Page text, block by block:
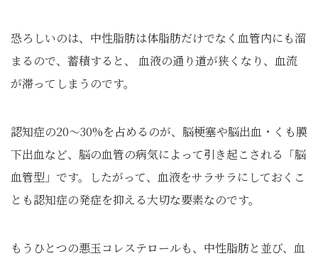
恐ろしいのは、中性脂肪は体脂肪だけでなく血管内にも溜
まるので、蓄積すると、 血液の通り道が狭くなり、血流
が滞ってしまうのです。
認知症の20～30%を占めるのが、脳梗塞や脳出血・くも膜
下出血など、脳の血管の病気によって引き起こされる「脳
血管型」です。したがって、血液をサラサラにしておくこ
とも認知症の発症を抑える大切な要素なのです。
もうひとつの悪玉コレステロールも、中性脂肪と並び、血